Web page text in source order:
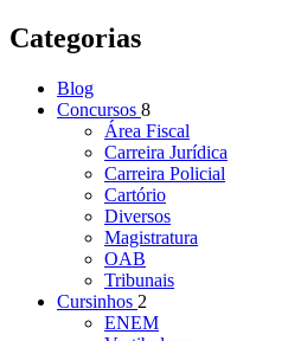
Categorias
Blog
Concursos 8
Área Fiscal
Carreira Jurídica
Carreira Policial
Cartório
Diversos
Magistratura
OAB
Tribunais
Cursinhos 2
ENEM